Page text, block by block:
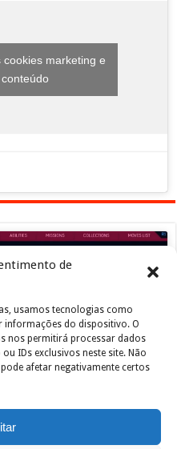
de
usamos tecnologias como
informações do dispositivo. O
nos permitirá processar dados
IDs exclusivos neste site. Não
afetar negativamente certos
marketing e
marketing e